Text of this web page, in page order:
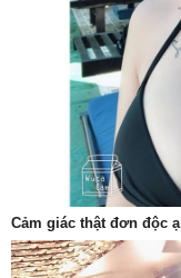
Cảm giác thật đơn độc ạ